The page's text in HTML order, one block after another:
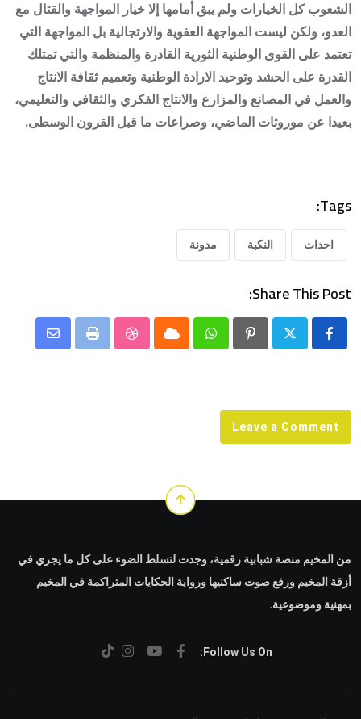
الشعوب كل الخيارات ولم يبق أمامها إلا خيار المواجهة والقتال مع
العدو، ولكن ليست المواجهة العفوية والارتجالية بل المواجهة التي
تعتمد على القوى الوطنية الثورية القادرة والمنظمة والتي تمتلك
القدرة على الحشد وتوحيد الارادة الوطنية وتعميم ثقافة الانتاج
والعمل في المصانع والمزارع والانتاج الفكري والثقافي والتعليمي،
بعيدا عن موروثات الماضي، وصراعات ما قبل القرون الوسطى.
Tags:
احداث النكبة مدونة
Share This Post:
Pinterest
Whatsapp
Cloud
StumbleUpon
Print
Share
Leave a Comment
من المخيم منصة شبابية رقمية، وجدت لتسلط الضوء على كل ما يجري في
أزقة المخيم ورفع صوت ساكنيها ورواية الحكايات المتراكمة في المخيم
بمهنية وموضوعية.
Follow Us On: